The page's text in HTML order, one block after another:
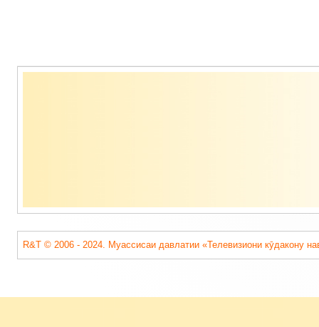
Содержимое
R&T © 2006 - 2024. Муассисаи давлатии «Телевизиони кӯдакону